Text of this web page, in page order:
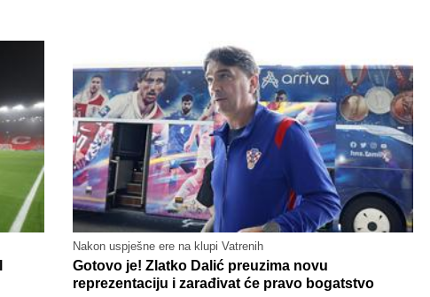
Nakon uspješne ere na klupi Vatrenih
Gotovo je! Zlatko Dalić preuzima novu
reprezentaciju i zarađivat će pravo bogatstvo